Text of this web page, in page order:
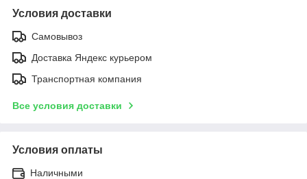
Условия доставки
Самовывоз
Доставка Яндекс курьером
Транспортная компания
Все условия доставки
Условия оплаты
Наличными